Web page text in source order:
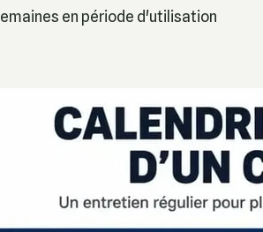
en période d'utilisation